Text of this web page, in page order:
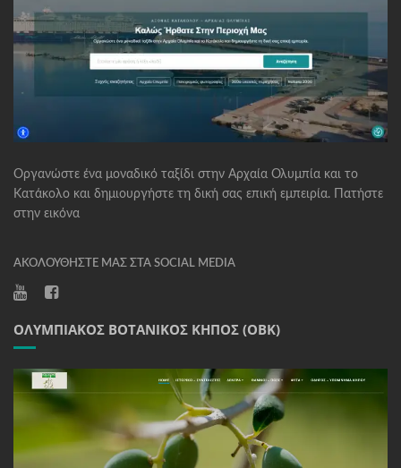
Οργανώστε ένα μοναδικό ταξίδι στην Αρχαία Ολυμπία και το
Κατάκολο και δημιουργήστε τη δική σας επική εμπειρία. Πατήστε
στην εικόνα
ΑΚΟΛΟΥΘΉΣΤΕ ΜΑΣ ΣΤΑ SOCIAL MEDIA
ΟΛΥΜΠΙΑΚΌΣ ΒΟΤΑΝΙΚΌΣ ΚΉΠΟΣ (ΟΒΚ)